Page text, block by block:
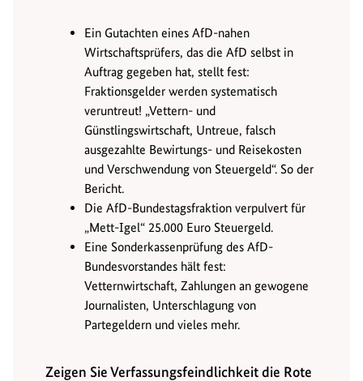
Ein Gutachten eines AfD-nahen
Wirtschaftsprüfers, das die AfD selbst in
Auftrag gegeben hat, stellt fest:
Fraktionsgelder werden systematisch
veruntreut! „Vettern- und
Günstlingswirtschaft, Untreue, falsch
ausgezahlte Bewirtungs- und Reisekosten
und Verschwendung von Steuergeld“. So der
Bericht.
Die AfD-Bundestagsfraktion verpulvert für
„Mett-Igel“ 25.000 Euro Steuergeld.
Eine Sonderkassenprüfung des AfD-
Bundesvorstandes hält fest:
Vetternwirtschaft, Zahlungen an gewogene
Journalisten, Unterschlagung von
Partegeldern und vieles mehr.
Zeigen Sie Verfassungsfeindlichkeit die Rote